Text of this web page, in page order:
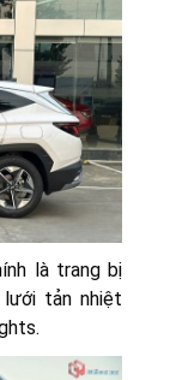
là trang bị
tản nhiệt